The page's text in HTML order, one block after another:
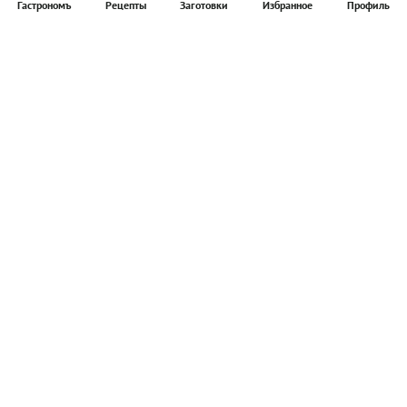
Гастрономъ Рецепты Заготовки Избранное Профиль